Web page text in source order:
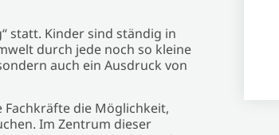
statt. Kinder sind ständig in
durch jede noch so kleine
auch ein Ausdruck von
Fachkräfte die Möglichkeit,
Im Zentrum dieser